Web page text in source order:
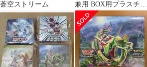
蒼空ストリーム
兼用 BOX用プラスチッ
クケース ボックスロ
ーダー22